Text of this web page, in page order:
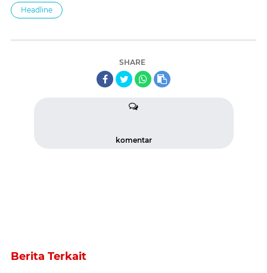
Headline
SHARE
komentar
Berita Terkait